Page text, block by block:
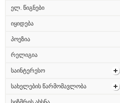
ელ. წიგნები
იყიდება
პოეზია
რელიგია
საინტერესო
სახელების წარმომავლობა